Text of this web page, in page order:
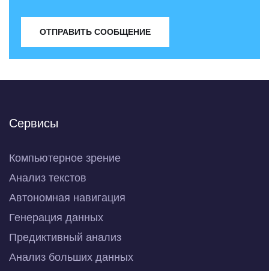
ОТПРАВИТЬ СООБЩЕНИЕ
Сервисы
Компьютерное зрение
Анализ текстов
Автономная навигация
Генерация данных
Предиктивный анализ
Анализ больших данных